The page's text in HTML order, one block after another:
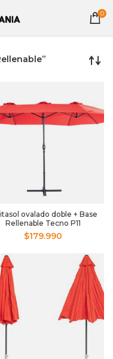
0
ovalado doble + Base
Rellenable Tecno P11
$179.990